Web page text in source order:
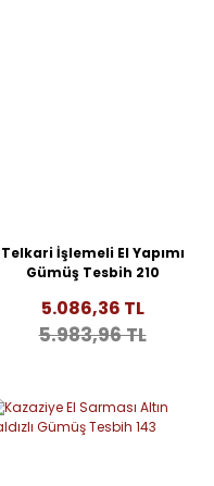
Telkari İşlemeli El Yapımı
Gümüş Tesbih 210
5.086,36 TL
5.983,96 TL